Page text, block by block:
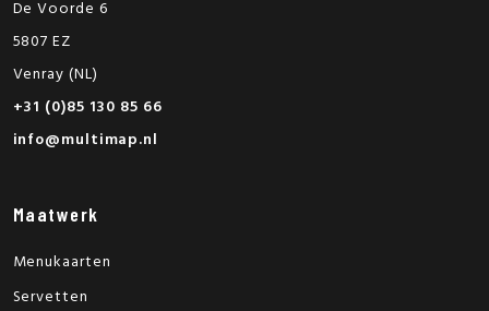
De Voorde 6
5807 EZ
Venray (NL)
+31 (0)85 130 85 66
info@multimap.nl
Maatwerk
Menukaarten
Servetten